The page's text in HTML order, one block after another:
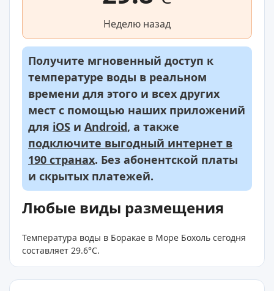
Неделю назад
Получите мгновенный доступ к
температуре воды в реальном
времени для этого и всех других
мест с помощью наших приложений
для iOS и Android, а также
подключите выгодный интернет в
190 странах. Без абонентской платы
и скрытых платежей.
Любые виды размещения
Температура воды в Боракае в Море Бохоль сегодня
составляет 29.6°C.